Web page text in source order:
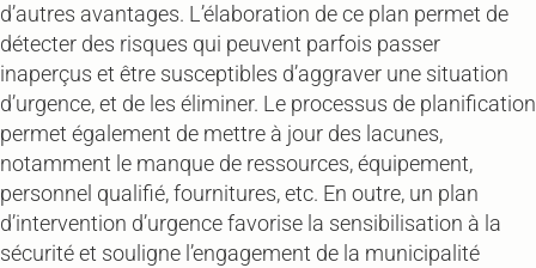
d’autres avantages. L’élaboration de ce plan permet de
détecter des risques qui peuvent parfois passer
inaperçus et être susceptibles d’aggraver une situation
d’urgence, et de les éliminer. Le processus de planification
permet également de mettre à jour des lacunes,
notamment le manque de ressources, équipement,
personnel qualifié, fournitures, etc. En outre, un plan
d’intervention d’urgence favorise la sensibilisation à la
sécurité et souligne l’engagement de la municipalité